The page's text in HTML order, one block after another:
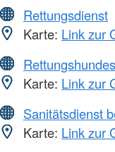
Rettungsdienst
Karte: Link zur
Karte: Link zur
Sanitätsdienst
Karte: Link zur